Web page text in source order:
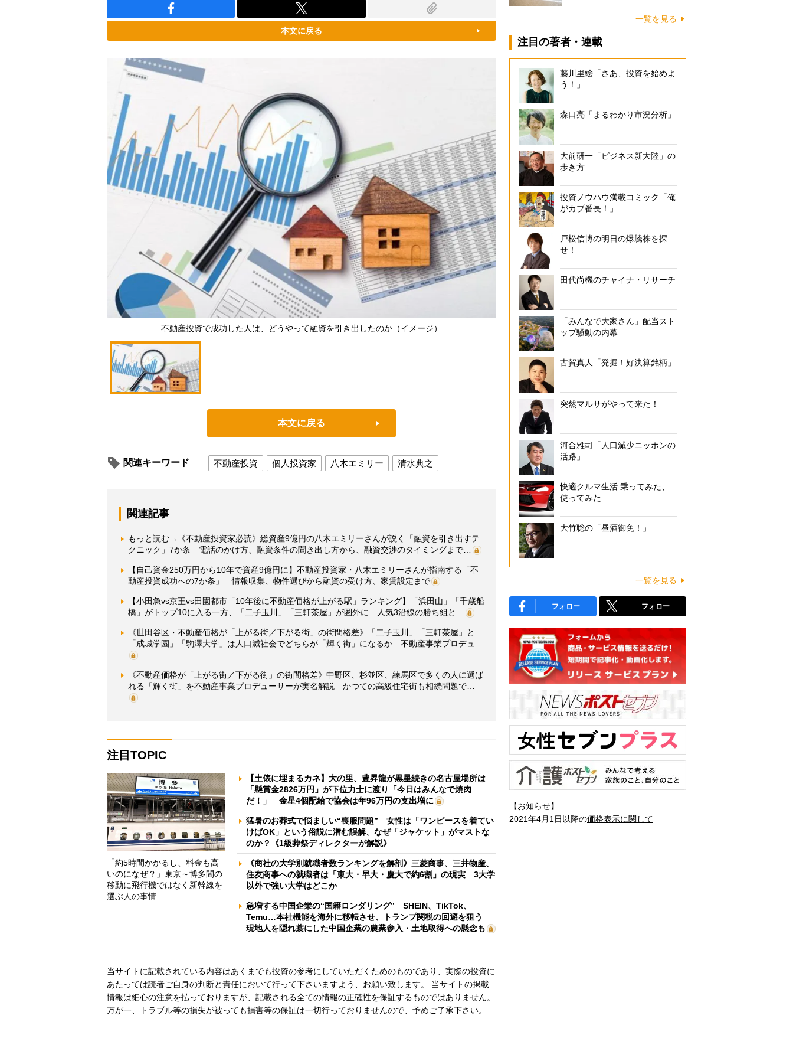
本文に戻る
不動産投資で成功した人は、どうやって融資を引き出したのか（イメージ）
本文に戻る
関連キーワード 不動産投資 個人投資家 八木エミリー 清水典之
関連記事
もっと読む→《不動産投資家必読》総資産9億円の八木エミリーさんが説く「融資を引き出すテ
クニック」7か条 電話のかけ方、融資条件の聞き出し方から、融資交渉のタイミングまで…
【自己資金250万円から10年で資産9億円に】不動産投資家・八木エミリーさんが指南する「不
動産投資成功への7か条」 情報収集、物件選びから融資の受け方、家賃設定まで
【小田急vs京王vs田園都市「10年後に不動産価格が上がる駅」ランキング】「浜田山」「千歳船
橋」がトップ10に入る一方、「二子玉川」「三軒茶屋」が圏外に 人気3沿線の勝ち組と…
《世田谷区・不動産価格が「上がる街／下がる街」の街間格差》「二子玉川」「三軒茶屋」と
「成城学園」「駒澤大学」は人口減社会でどちらが「輝く街」になるか 不動産事業プロデュ…
《不動産価格が「上がる街／下がる街」の街間格差》中野区、杉並区、練馬区で多くの人に選ば
れる「輝く街」を不動産事業プロデューサーが実名解説 かつての高級住宅街も相続問題で…
注目TOPIC
「約5時間かかるし、料金も高
いのになぜ？」東京～博多間の
移動に飛行機ではなく新幹線を
選ぶ人の事情
【土俵に埋まるカネ】大の里、豊昇龍が黒星続きの名古屋場所は
「懸賞金2826万円」が下位力士に渡り「今日はみんなで焼肉
だ！」 金星4個配給で協会は年96万円の支出増に
猛暑のお葬式で悩ましい“喪服問題” 女性は「ワンピースを着てい
けばOK」という俗説に潜む誤解、なぜ「ジャケット」がマストな
のか？《1級葬祭ディレクターが解説》
《商社の大学別就職者数ランキングを解剖》三菱商事、三井物産、
住友商事への就職者は「東大・早大・慶大で約6割」の現実 3大学
以外で強い大学はどこか
急増する中国企業の“国籍ロンダリング” SHEIN、TikTok、
Temu…本社機能を海外に移転させ、トランプ関税の回避を狙う
現地人を隠れ蓑にした中国企業の農業参入・土地取得への懸念も
当サイトに記載されている内容はあくまでも投資の参考にしていただくためのものであり、実際の投資に
あたっては読者ご自身の判断と責任において行って下さいますよう、お願い致します。 当サイトの掲載
情報は細心の注意を払っておりますが、記載される全ての情報の正確性を保証するものではありません。
万が一、トラブル等の損失が被っても損害等の保証は一切行っておりませんので、予めご了承下さい。
一覧を見る
注目の著者・連載
藤川里絵「さあ、投資を始めよ
う！」
森口亮「まるわかり市況分析」
大前研一「ビジネス新大陸」の
歩き方
投資ノウハウ満載コミック「俺
がカブ番長！」
戸松信博の明日の爆騰株を探
せ！
田代尚機のチャイナ・リサーチ
「みんなで大家さん」配当スト
ップ騒動の内幕
古賀真人「発掘！好決算銘柄」
突然マルサがやって来た！
河合雅司「人口減少ニッポンの
活路」
快適クルマ生活 乗ってみた、
使ってみた
大竹聡の「昼酒御免！」
一覧を見る
フォロー フォロー
【お知らせ】
2021年4月1日以降の価格表示に関して